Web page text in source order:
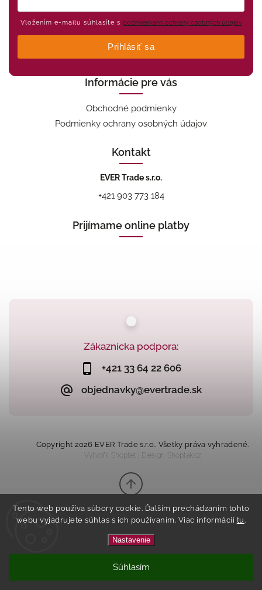
Tento web používa súbory cookie. Ďalším prechádzaním tohto
webu vyjadrujete súhlas s ich používaním. Viac informácií tu.
Nastavenie
Súhlasím
Zákaznícka podpora:
+421 33 64 22 606
objednavky@evertrade.sk
Vložením e-mailu súhlasíte s podmienkami ochrany osobných údajov
Prihlásiť sa
Informácie pre vás
Obchodné podmienky
Podmienky ochrany osobných údajov
Kontakt
EVER Trade s.r.o.
+421 903 773 184
Prijímame online platby
Copyright 2026 EVER Trade s.r.o.. Všetky práva vyhradené.
Vytvořil Shoptet | Design Shoptak.cz
Tento eshop vznikol na základe